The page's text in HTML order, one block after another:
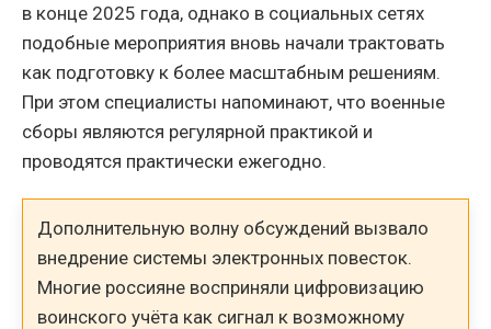
в конце 2025 года, однако в социальных сетях
подобные мероприятия вновь начали трактовать
как подготовку к более масштабным решениям.
При этом специалисты напоминают, что военные
сборы являются регулярной практикой и
проводятся практически ежегодно.
Дополнительную волну обсуждений вызвало
внедрение системы электронных повесток.
Многие россияне восприняли цифровизацию
воинского учёта как сигнал к возможному